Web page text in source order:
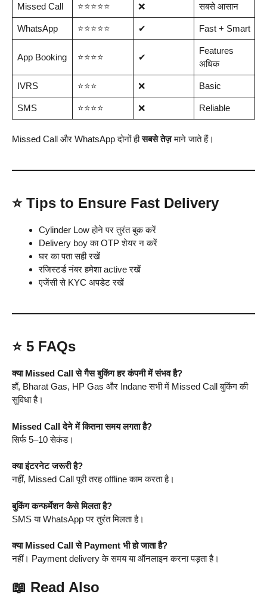
Missed Call ⭐⭐⭐⭐⭐ ❌ सबसे आसान
WhatsApp ⭐⭐⭐⭐⭐ ✔ Fast + Smart
App Booking ⭐⭐⭐⭐ ✔
Features
अधिक
IVRS ⭐⭐⭐ ❌ Basic
SMS ⭐⭐⭐⭐ ❌ Reliable
Missed Call और WhatsApp दोनों हीसबसे तेज़माने जाते हैं।
⭐ Tips to Ensure Fast Delivery
Cylinder Low होने पर तुरंत बुक करें
Delivery boy का OTP शेयर न करें
घर का पता सही रखें
रजिस्टर्ड नंबर हमेशा active रखें
एजेंसी से KYC अपडेट रखें
⭐ 5 FAQs
क्या Missed Call से गैस बुकिंग हर कंपनी में संभव है?
हाँ, Bharat Gas, HP Gas और Indane सभी में Missed Call बुकिंग की
सुविधा है।
Missed Call देने में कितना समय लगता है?
सिर्फ 5–10 सेकंड।
क्या इंटरनेट जरूरी है?
नहीं, Missed Call पूरी तरह offline काम करता है।
बुकिंग कन्फर्मेशन कैसे मिलता है?
SMS या WhatsApp पर तुरंत मिलता है।
क्या Missed Call से Payment भी हो जाता है?
नहीं। Payment delivery के समय या ऑनलाइन करना पड़ता है।
📖 Read Also